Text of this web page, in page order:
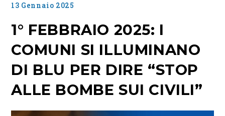
13 Gennaio 2025
1° FEBBRAIO 2025: I
COMUNI SI ILLUMINANO
DI BLU PER DIRE “STOP
ALLE BOMBE SUI CIVILI”